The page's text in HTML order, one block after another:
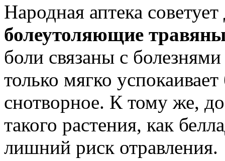
Народная аптека
болеутоляющие
боли связаны с
только мягко
снотворное. К тому же,
такого растения, как
лишний риск отравления.